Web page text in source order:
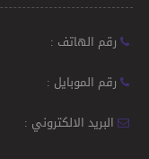
رقم الهاتف :
رقم الموبايل :
البريد الالكتروني :